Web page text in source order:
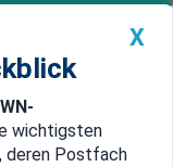
Premium
China
X
wichtigsten
deren Postfach